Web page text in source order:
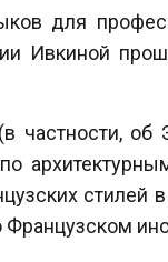
для
Ивкиной
частности, об
стилей в